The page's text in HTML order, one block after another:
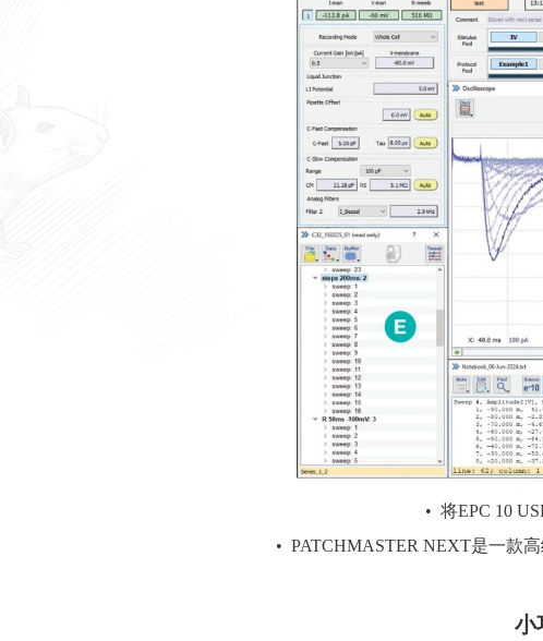
• 将EPC 10
• PATCHMASTER NEXT是一款
小